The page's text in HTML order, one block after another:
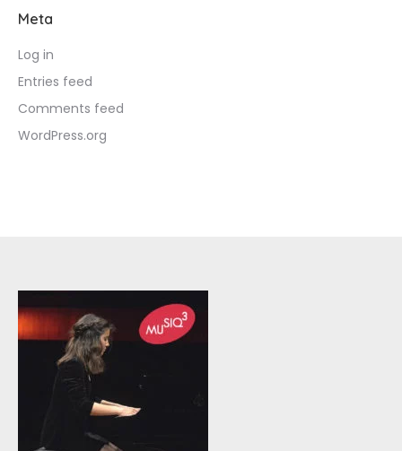
Meta
Log in
Entries feed
Comments feed
WordPress.org